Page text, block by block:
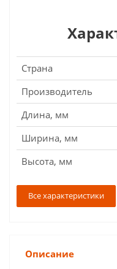
Страна
Производитель
Длина, мм
Ширина, мм
Высота, мм
Все характеристики
Описание